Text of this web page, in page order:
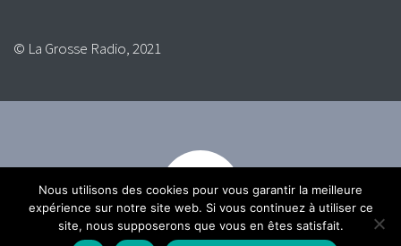
© La Grosse Radio, 2021
Nous utilisons des cookies pour vous garantir la meilleure
expérience sur notre site web. Si vous continuez à utiliser ce
site, nous supposerons que vous en êtes satisfait.